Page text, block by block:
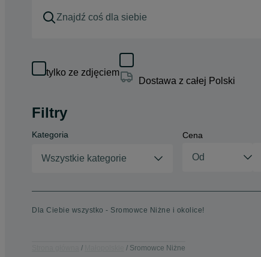
tylko ze zdjęciem
Dostawa z całej Polski
Filtry
Kategoria
Wszystkie kategorie
Cena
Dla Ciebie wszystko - Sromowce Niżne i okolice!
Sromowce Niżne